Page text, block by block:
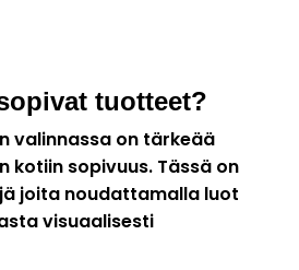
tuotteet?
valinnassa on tärkeää
kotiin sopivuus. Tässä on
joita noudattamalla luot
visuaalisesti